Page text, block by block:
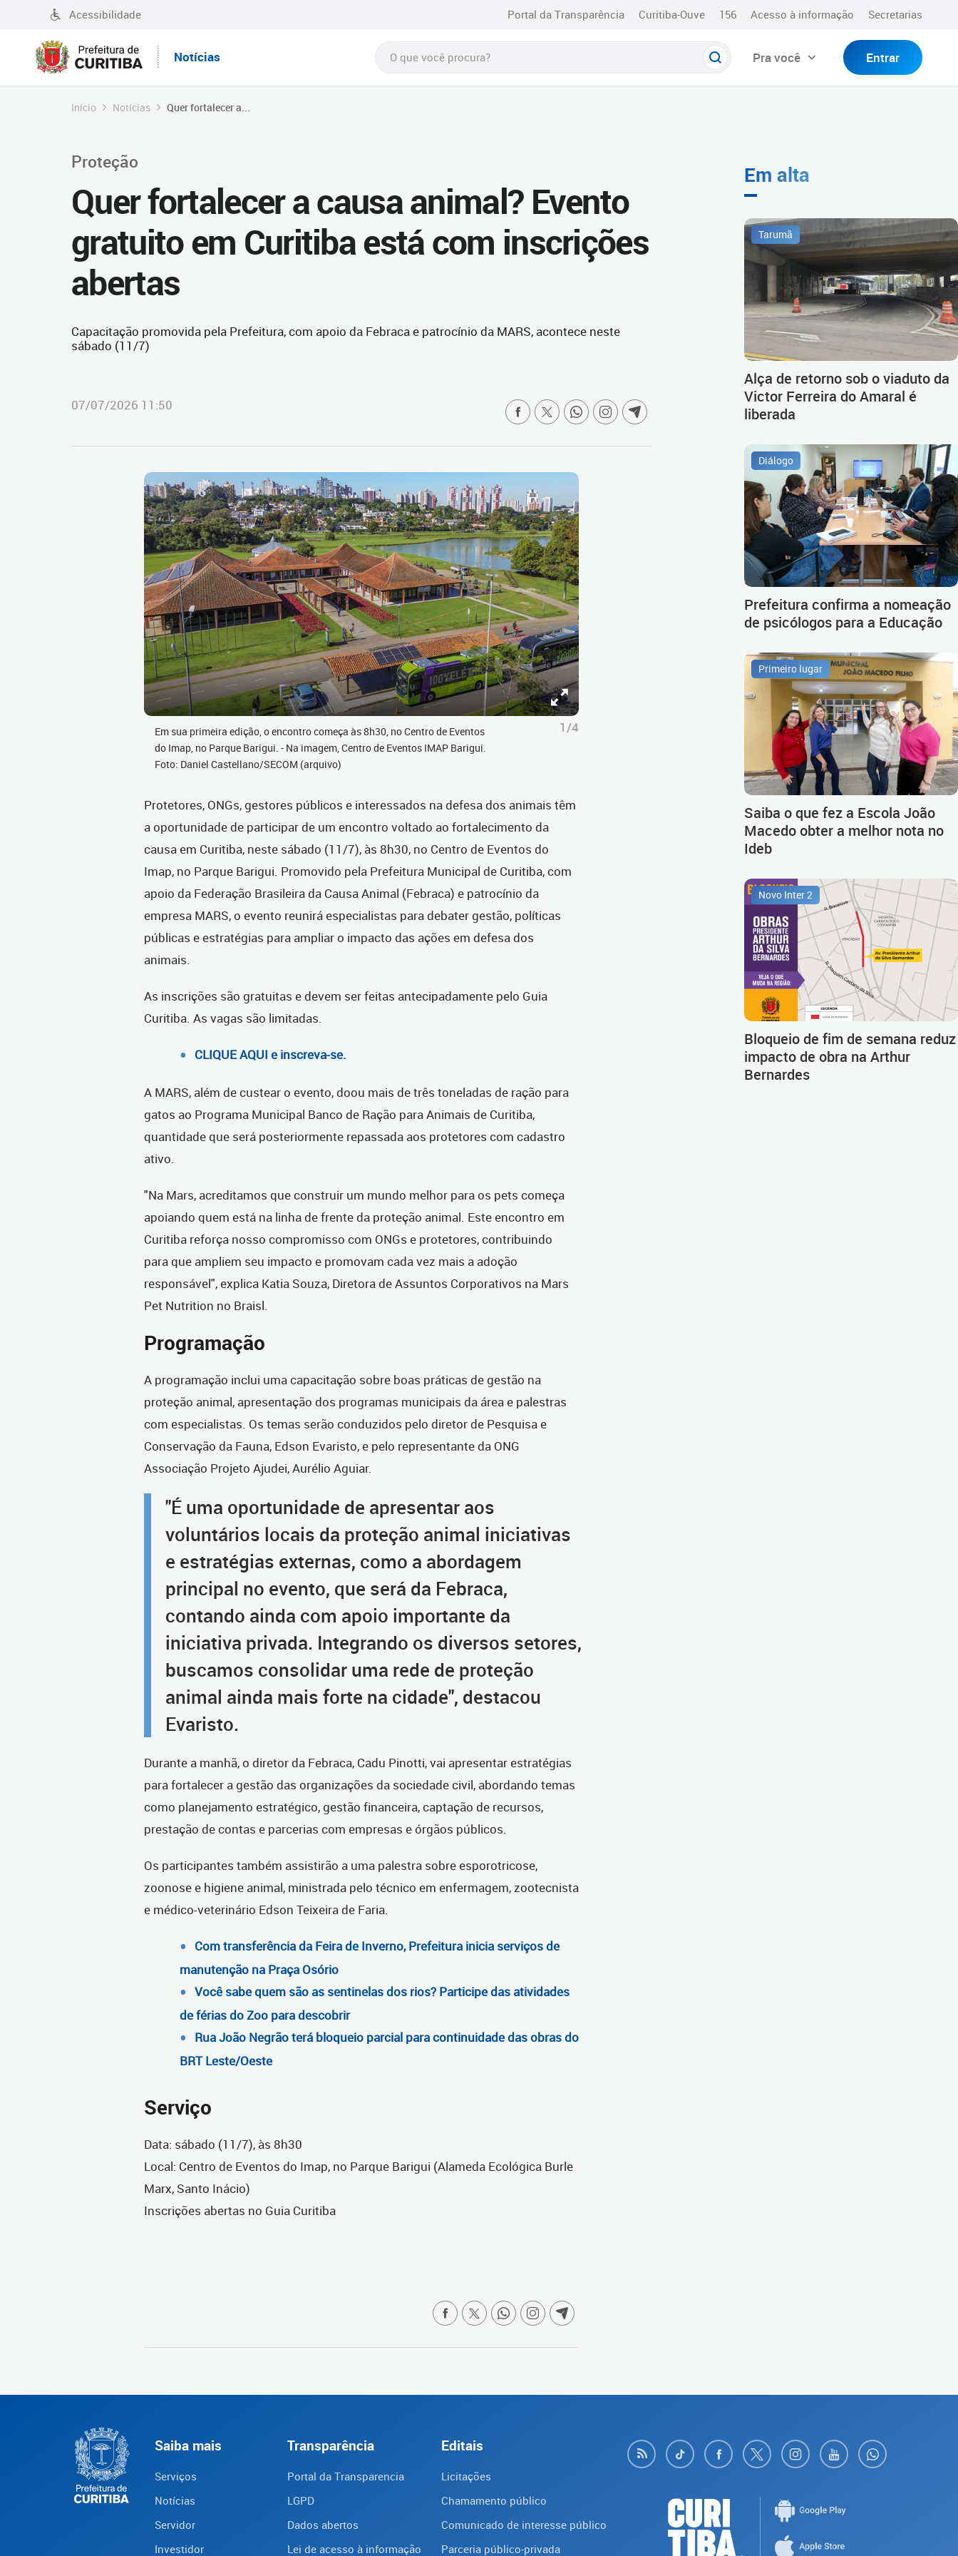
Acessibilidade Portal da Transparência Curitiba-Ouve 156 Acesso à informação Secretarias
Notícias Pra você Entrar
Início Notícias Quer fortalecer a...
Proteção
Quer fortalecer a causa animal? Evento
gratuito em Curitiba está com inscrições
abertas
Capacitação promovida pela Prefeitura, com apoio da Febraca e patrocínio da MARS, acontece neste
sábado (11/7)
07/07/2026 11:50
Em sua primeira edição, o encontro começa às 8h30, no Centro de Eventos
do Imap, no Parque Barigui. - Na imagem, Centro de Eventos IMAP Barigui.
Foto: Daniel Castellano/SECOM (arquivo)
1/4
Protetores, ONGs, gestores públicos e interessados na defesa dos animais têm
a oportunidade de participar de um encontro voltado ao fortalecimento da
causa em Curitiba, neste sábado (11/7), às 8h30, no Centro de Eventos do
Imap, no Parque Barigui. Promovido pela Prefeitura Municipal de Curitiba, com
apoio da Federação Brasileira da Causa Animal (Febraca) e patrocínio da
empresa MARS, o evento reunirá especialistas para debater gestão, políticas
públicas e estratégias para ampliar o impacto das ações em defesa dos
animais.
As inscrições são gratuitas e devem ser feitas antecipadamente pelo Guia
Curitiba. As vagas são limitadas.
CLIQUE AQUI e inscreva-se.
A MARS, além de custear o evento, doou mais de três toneladas de ração para
gatos ao Programa Municipal Banco de Ração para Animais de Curitiba,
quantidade que será posteriormente repassada aos protetores com cadastro
ativo.
"Na Mars, acreditamos que construir um mundo melhor para os pets começa
apoiando quem está na linha de frente da proteção animal. Este encontro em
Curitiba reforça nosso compromisso com ONGs e protetores, contribuindo
para que ampliem seu impacto e promovam cada vez mais a adoção
responsável", explica Katia Souza, Diretora de Assuntos Corporativos na Mars
Pet Nutrition no Braisl.
Programação
A programação inclui uma capacitação sobre boas práticas de gestão na
proteção animal, apresentação dos programas municipais da área e palestras
com especialistas. Os temas serão conduzidos pelo diretor de Pesquisa e
Conservação da Fauna, Edson Evaristo, e pelo representante da ONG
Associação Projeto Ajudei, Aurélio Aguiar.
"É uma oportunidade de apresentar aos
voluntários locais da proteção animal iniciativas
e estratégias externas, como a abordagem
principal no evento, que será da Febraca,
contando ainda com apoio importante da
iniciativa privada. Integrando os diversos setores,
buscamos consolidar uma rede de proteção
animal ainda mais forte na cidade", destacou
Evaristo.
Durante a manhã, o diretor da Febraca, Cadu Pinotti, vai apresentar estratégias
para fortalecer a gestão das organizações da sociedade civil, abordando temas
como planejamento estratégico, gestão financeira, captação de recursos,
prestação de contas e parcerias com empresas e órgãos públicos.
Os participantes também assistirão a uma palestra sobre esporotricose,
zoonose e higiene animal, ministrada pelo técnico em enfermagem, zootecnista
e médico-veterinário Edson Teixeira de Faria.
Com transferência da Feira de Inverno, Prefeitura inicia serviços de
manutenção na Praça Osório
Você sabe quem são as sentinelas dos rios? Participe das atividades
de férias do Zoo para descobrir
Rua João Negrão terá bloqueio parcial para continuidade das obras do
BRT Leste/Oeste
Serviço
Data: sábado (11/7), às 8h30
Local: Centro de Eventos do Imap, no Parque Barigui (Alameda Ecológica Burle
Marx, Santo Inácio)
Inscrições abertas no Guia Curitiba
Em alta
Tarumã
Alça de retorno sob o viaduto da
Victor Ferreira do Amaral é
liberada
Diálogo
Prefeitura confirma a nomeação
de psicólogos para a Educação
Primeiro lugar
Saiba o que fez a Escola João
Macedo obter a melhor nota no
Ideb
Novo Inter 2
Bloqueio de fim de semana reduz
impacto de obra na Arthur
Bernardes
Saiba mais
Serviços
Notícias
Servidor
Investidor
Transparência
Portal da Transparencia
LGPD
Dados abertos
Lei de acesso à informação
Editais
Licitações
Chamamento público
Comunicado de interesse público
Parceria público-privada